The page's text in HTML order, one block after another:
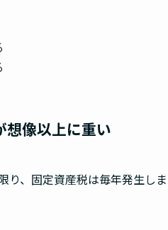
像以上に重い
り、固定資産税は毎年発生し